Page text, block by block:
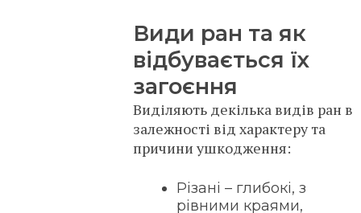
Види ран та як
відбувається їх
загоєння
Виділяють декілька видів ран в
залежності від характеру та
причини ушкодження:
Різані – глибокі, з
рівними краями,